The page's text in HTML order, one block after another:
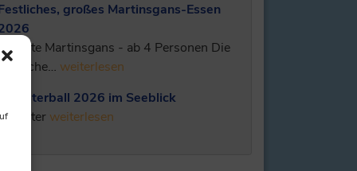
großes Martinsgans-Essen
Martinsgans - ab 4 Personen Die
weiterlesen
2026 im Seeblick
weiterlesen